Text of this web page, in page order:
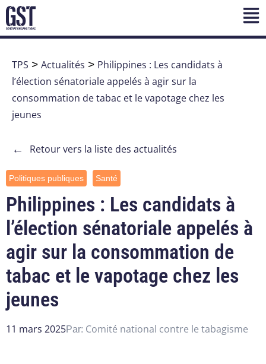
TPS > Actualités > Philippines : Les candidats à
l’élection sénatoriale appelés à agir sur la
consommation de tabac et le vapotage chez les
jeunes
← Retour vers la liste des actualités
Politiques publiques Santé
Philippines : Les candidats à
l’élection sénatoriale appelés à
agir sur la consommation de
tabac et le vapotage chez les
jeunes
11 mars 2025Par: Comité national contre le tabagisme